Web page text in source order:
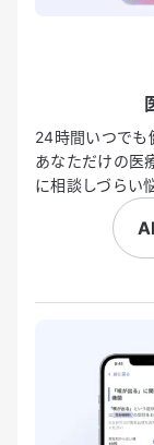
24時間いつでも
あなただけの医
に相談しづらい